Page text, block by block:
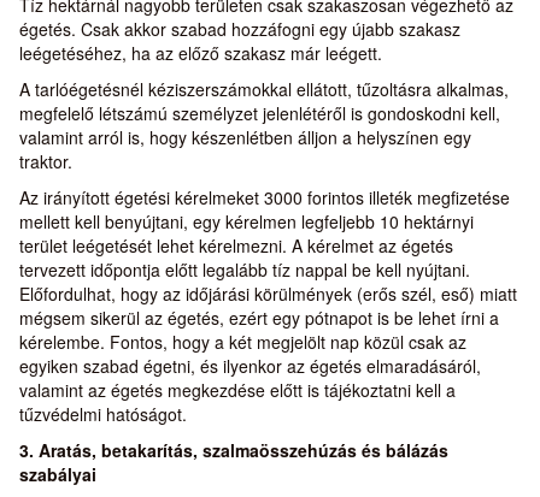
Tíz hektárnál nagyobb területen csak szakaszosan végezhető az
égetés. Csak akkor szabad hozzáfogni egy újabb szakasz
leégetéséhez, ha az előző szakasz már leégett.
A tarlóégetésnél kéziszerszámokkal ellátott, tűzoltásra alkalmas,
megfelelő létszámú személyzet jelenlétéről is gondoskodni kell,
valamint arról is, hogy készenlétben álljon a helyszínen egy
traktor.
Az irányított égetési kérelmeket 3000 forintos illeték megfizetése
mellett kell benyújtani, egy kérelmen legfeljebb 10 hektárnyi
terület leégetését lehet kérelmezni. A kérelmet az égetés
tervezett időpontja előtt legalább tíz nappal be kell nyújtani.
Előfordulhat, hogy az időjárási körülmények (erős szél, eső) miatt
mégsem sikerül az égetés, ezért egy pótnapot is be lehet írni a
kérelembe. Fontos, hogy a két megjelölt nap közül csak az
egyiken szabad égetni, és ilyenkor az égetés elmaradásáról,
valamint az égetés megkezdése előtt is tájékoztatni kell a
tűzvédelmi hatóságot.
3. Aratás, betakarítás, szalmaösszehúzás és bálázás
szabályai